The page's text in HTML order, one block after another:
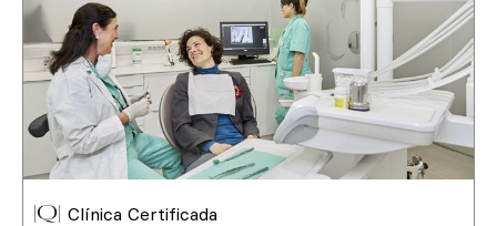
Clínica Certificada